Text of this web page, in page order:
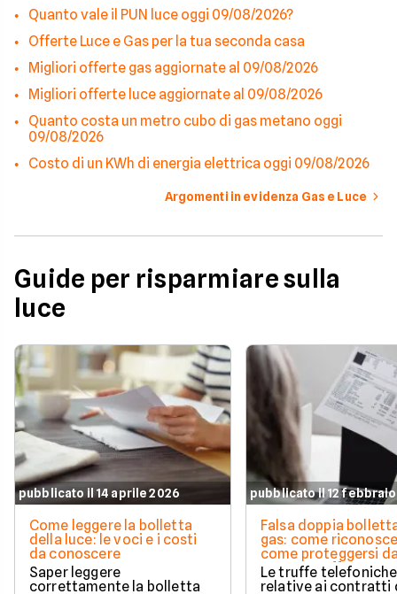
Quanto vale il PUN luce oggi 09/08/2026?
Offerte Luce e Gas per la tua seconda casa
Migliori offerte gas aggiornate al 09/08/2026
Migliori offerte luce aggiornate al 09/08/2026
Quanto costa un metro cubo di gas metano oggi
09/08/2026
Costo di un KWh di energia elettrica oggi 09/08/2026
Argomenti in evidenza Gas e Luce
Guide per risparmiare sulla
luce
pubblicato il 14 aprile 2026
Come leggere la bolletta
della luce: le voci e i costi
da conoscere
Saper leggere
correttamente la bolletta
pubblicato il 12
Falsa doppia
gas: come
come proteggersi
questa truffa
Le truffe telefoniche
relative ai contratti